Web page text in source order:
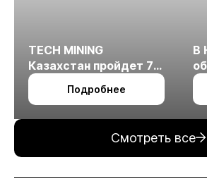
TECH MINING
Казахстан пройдет 7
октября в Алматы
Подробнее
В
Смотреть все